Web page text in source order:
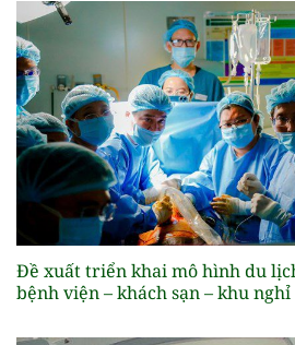
Đề xuất triển khai mô hình du
bệnh viện – khách sạn – khu